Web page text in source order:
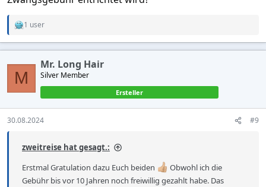
R
a
t
o
n
1 user
M
Mr. Long Hair
Silver Member
Ersteller
30.08.2024 #9
zweitreise hat gesagt.:
Erstmal Gratulation dazu Euch beiden
Obwohl ich die
Gebühr bis vor 10 Jahren noch freiwillig gezahlt habe. Das